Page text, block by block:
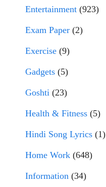
Entertainment (923)
Exam Paper (2)
Exercise (9)
Gadgets (5)
Goshti (23)
Health & Fitness (5)
Hindi Song Lyrics (1)
Home Work (648)
Information (34)